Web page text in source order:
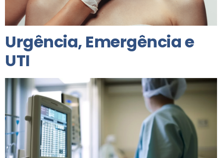
Urgência, Emergência e
UTI